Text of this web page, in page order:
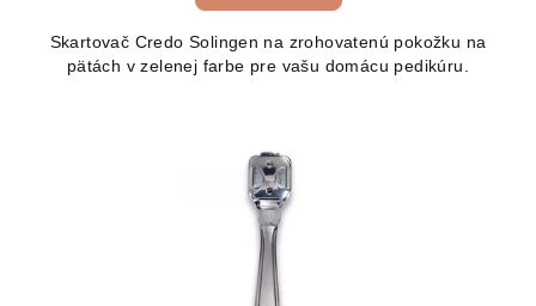
Skartovač Credo Solingen na zrohovatenú pokožku na
pätách v zelenej farbe pre vašu domácu pedikúru.